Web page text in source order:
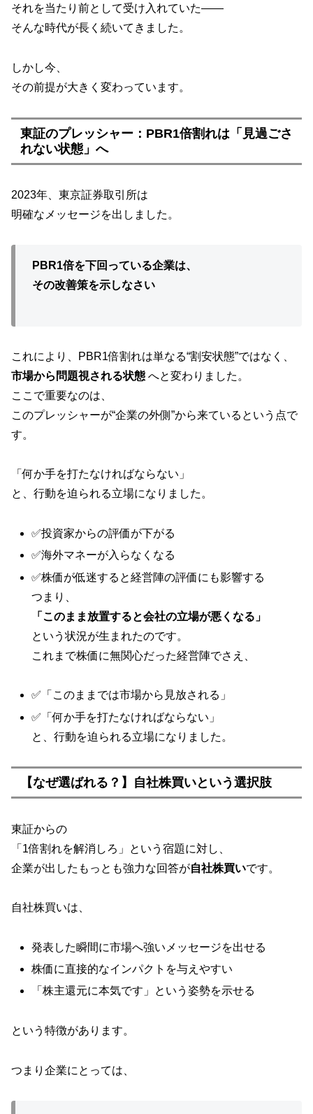
それを当たり前として受け入れていた――
そんな時代が長く続いてきました。
しかし今、
その前提が大きく変わっています。
東証のプレッシャー：PBR1倍割れは「見過ごさ
れない状態」へ
2023年、東京証券取引所は
明確なメッセージを出しました。
PBR1倍を下回っている企業は、
その改善策を示しなさい
これにより、PBR1倍割れは単なる“割安状態”ではなく、
市場から問題視される状態 へと変わりました。
ここで重要なのは、
このプレッシャーが“企業の外側”から来ているという点で
す。
「何か手を打たなければならない」
と、行動を迫られる立場になりました。
✅投資家からの評価が下がる
✅海外マネーが入らなくなる
✅株価が低迷すると経営陣の評価にも影響する
つまり、
「このまま放置すると会社の立場が悪くなる」
という状況が生まれたのです。
これまで株価に無関心だった経営陣でさえ、
✅「このままでは市場から見放される」
✅「何か手を打たなければならない」
と、行動を迫られる立場になりました。
【なぜ選ばれる？】自社株買いという選択肢
東証からの
「1倍割れを解消しろ」という宿題に対し、
企業が出したもっとも強力な回答が自社株買いです。
自社株買いは、
発表した瞬間に市場へ強いメッセージを出せる
株価に直接的なインパクトを与えやすい
「株主還元に本気です」という姿勢を示せる
という特徴があります。
つまり企業にとっては、